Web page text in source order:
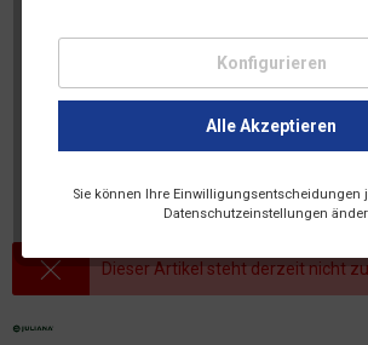
Konfigurieren
Alle Akzeptieren
Sie können Ihre Einwilligungsentscheidungen
Datenschutzeinstellungen
Dieser Artikel steht derzeit nicht